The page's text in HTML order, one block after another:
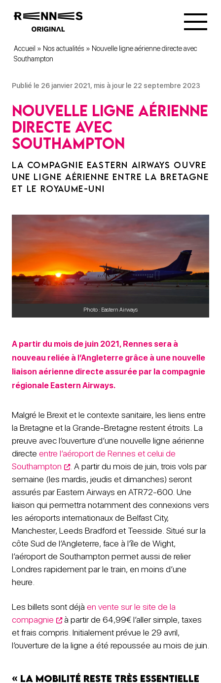
Accueil » Nos actualités » Nouvelle ligne aérienne directe avec
Southampton
Publié le 26 janvier 2021, mis à jour le 22 septembre 2023
Nouvelle ligne aérienne
directe avec
Southampton
LA COMPAGNIE EASTERN AIRWAYS OUVRE
UNE LIGNE AÉRIENNE ENTRE LA BRETAGNE
ET LE ROYAUME-UNI
Photo : Eastern Airways
A partir du mois de juin 2021, Rennes sera à
nouveau reliée à l’Angleterre grâce à une nouvelle
liaison aérienne directe assurée par la compagnie
régionale Eastern Airways.
Malgré le Brexit et le contexte sanitaire, les liens entre
la Bretagne et la Grande-Bretagne restent étroits. La
preuve avec l’ouverture d’une nouvelle ligne aérienne
directe entre l’aéroport de Rennes et celui de
Southampton
. A partir du mois de juin, trois vols par
semaine (les mardis, jeudis et dimanches) seront
assurés par Eastern Airways en ATR72-600. Une
liaison qui permettra notamment des connexions vers
les aéroports internationaux de Belfast City,
Manchester, Leeds Bradford et Teesside. Situé sur la
côte Sud de l’Angleterre, face à l’île de Wight,
l’aéroport de Southampton permet aussi de relier
Londres rapidement par le train, en moins d’une
heure.
Les billets sont déjà en vente sur le site de la
compagnie
à partir de 64,99€ l’aller simple, taxes
et frais compris. Initialement prévue le 29 avril,
l’ouverture de la ligne a été repoussée au mois de juin.
« La mobilité reste très essentielle